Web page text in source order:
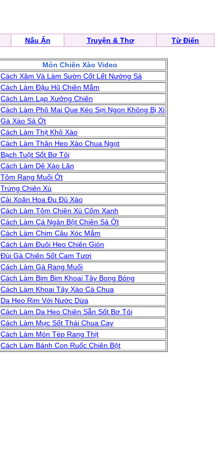
Nấu Ăn Truyện & Thơ
Từ Điển
Món Chiên Xào Video
Cách Xăm Và Làm Sườn Cốt Lết Nướng Sả
Cách Làm Đậu Hũ Chiên Mắm
Cách Làm Lạp Xưởng Chiên
Cách Làm Phô Mai Que Kéo Sợi Ngon Không Bị Xì
Gà Xào Sả Ớt
Cách Làm Thịt Khô Xào
Cách Làm Thăn Heo Xào Chua Ngọt
Bạch Tuột Sốt Bơ Tỏi
Cách Làm Dê Xào Lăn
Tôm Rang Muối Ớt
Trứng Chiên Xù
Cải Xoăn Hoa Đu Đủ Xào
Cách Làm Tôm Chiên Xù Cốm Xanh
Cách Làm Cá Ngân Bột Chiên Sả Ớt
Cách Làm Chim Câu Xóc Mắm
Cách Làm Đuôi Heo Chiên Giòn
Đùi Gà Chiên Sốt Cam Tươi
Cách Làm Gà Rang Muối
Cách Làm Bim Bim Khoai Tây Bong Bóng
Cách Làm Khoai Tây Xào Cà Chua
Da Heo Rim Với Nước Dừa
Cách Làm Da Heo Chiên Sẵn Sốt Bơ Tỏi
Cách Làm Mực Sốt Thái Chua Cay
Cách Làm Món Tép Rang Thịt
Cách Làm Bánh Con Ruốc Chiên Bột